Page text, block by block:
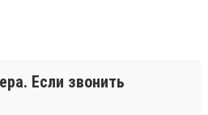
Если звонить